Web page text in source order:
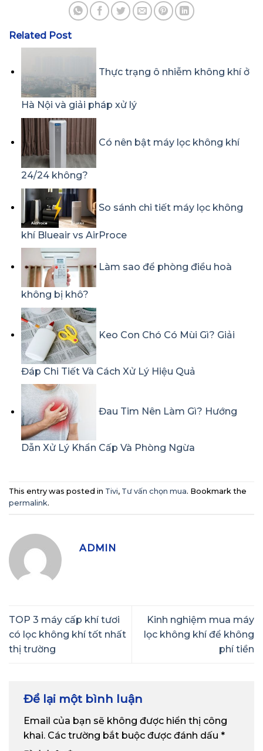
Related Post
Thực trạng ô nhiễm không khí ở
Hà Nội và giải pháp xử lý
Có nên bật máy lọc không khí
24/24 không?
So sánh chi tiết máy lọc không
khí Blueair vs AirProce
Làm sao để phòng điều hoà
không bị khô?
Keo Con Chó Có Mùi Gì? Giải
Đáp Chi Tiết Và Cách Xử Lý Hiệu Quả
Đau Tim Nên Làm Gì? Hướng
Dẫn Xử Lý Khẩn Cấp Và Phòng Ngừa
This entry was posted in Tivi, Tư vấn chọn mua. Bookmark the
permalink.
ADMIN
TOP 3 máy cấp khí tươi
có lọc không khí tốt nhất
thị trường
Kinh nghiệm mua máy
lọc không khí để không
phí tiền
Để lại một bình luận
Email của bạn sẽ không được hiển thị công
khai. Các trường bắt buộc được đánh dấu *